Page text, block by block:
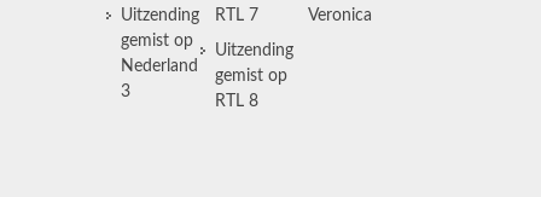
Uitzending
gemist op
Nederland
3
RTL 7
Uitzending
gemist op
RTL 8
Veronica